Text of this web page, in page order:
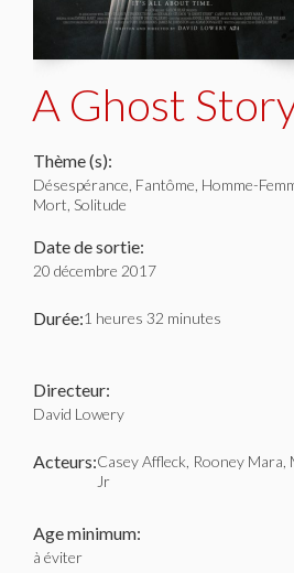
A Ghost
Thème (s):
Désespérance, Fantôme, Homme-
Mort, Solitude
Date de sortie:
20 décembre 2017
Durée:1 heures 32 minutes
Directeur:
David Lowery
Acteurs:Casey Affleck, Rooney Mara,
Jr
Age minimum:
à éviter